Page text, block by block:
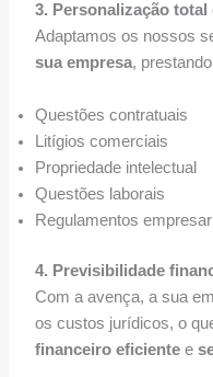
3. Personalização
Adaptamos os nossos
sua empresa,
Questões contratuais
Litígios comerciais
Propriedade intelectual
Questões laborais
Regulamentos
4. Previsibilidade
Com a avença, a sua
os custos jurídicos, o
financeiro eficientee